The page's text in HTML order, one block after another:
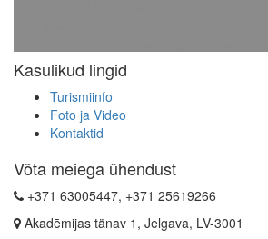
Kasulikud lingid
Turismiinfo
Foto ja Video
Kontaktid
Võta meiega ühendust
+371 63005447, +371 25619266
Akadēmijas tänav 1, Jelgava, LV-3001